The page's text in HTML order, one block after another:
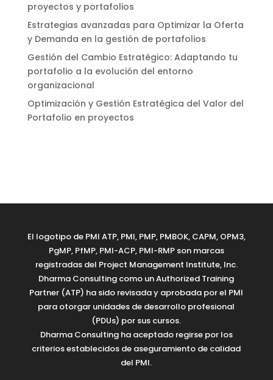
proyectos y portafolios
Estrategias avanzadas para Optimizar la Oferta
y Demanda en la gestión de portafolios
Gestión del Cambio Estratégico: Adaptando tu
portafolio a la evolución del entorno
organizacional
Optimización y Gestión Estratégica del Valor del
Portafolio en proyectos
El logotipo de PMI ATP, PMI, PMP, PMBOK, CAPM, OPM3,
PgMP, PfMP, PMI-ACP, PMI-RMP son marcas
registradas del Project Management Institute, Inc.
Dharma Consulting como un Authorized Training
Partner (ATP) ha sido revisada y aprobada por el PMI
para otorgar unidades de desarrollo profesional
(PDUs) por sus cursos.
Dharma Consulting ha aceptado regirse por los
criterios establecidos de aseguramiento de calidad
del PMI.